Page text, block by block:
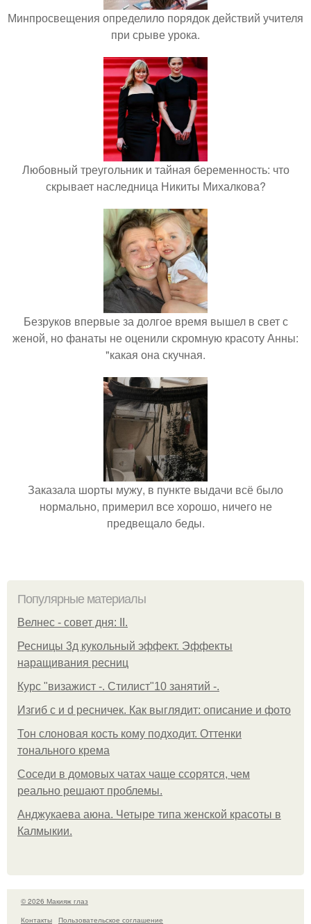
Минпросвещения определило порядок действий учителя
при срыве урока.
Любовный треугольник и тайная беременность: что
скрывает наследница Никиты Михалкова?
Безруков впервые за долгое время вышел в свет с
женой, но фанаты не оценили скромную красоту Анны:
"какая она скучная.
Заказала шорты мужу, в пункте выдачи всё было
нормально, примерил все хорошо, ничего не
предвещало беды.
Популярные материалы
Велнес - совет дня: II.
Ресницы 3д кукольный эффект. Эффекты
наращивания ресниц
Курс "визажист -. Стилист"10 занятий -.
Изгиб c и d ресничек. Как выглядит: описание и фото
Тон слоновая кость кому подходит. Оттенки
тонального крема
Соседи в домовых чатах чаще ссорятся, чем
реально решают проблемы.
Анджукаева аюна. Четыре типа женской красоты в
Калмыкии.
© 2026 Макияж глаз
Контакты
Пользовательское соглашение